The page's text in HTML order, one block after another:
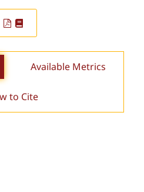
Available Metrics
to Cite